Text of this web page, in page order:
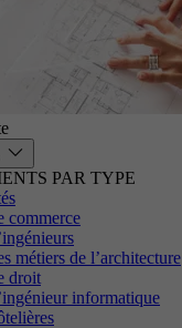
PAR TYPE
commerce
métiers de l’architecture
droit
informatique